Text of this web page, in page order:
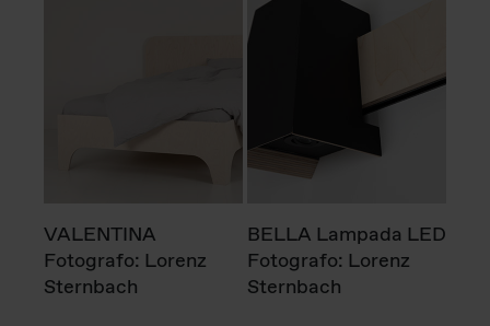
VALENTINA
Fotografo: Lorenz
Sternbach
BELLA Lampada LED
Fotografo: Lorenz
Sternbach